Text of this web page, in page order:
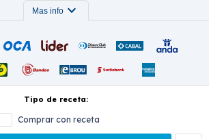
Tipo de receta:
Comprar con receta
Mas info expand_more